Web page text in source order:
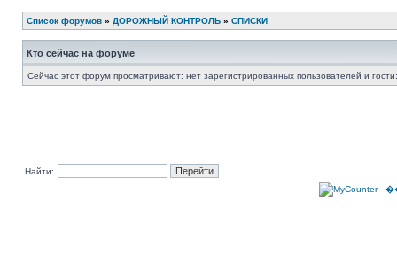
Список форумов » ДОРОЖНЫЙ КОНТРОЛЬ » СПИСКИ
Кто сейчас на форуме
Сейчас этот форум просматривают: нет зарегистрированных пользователей и
Найти: